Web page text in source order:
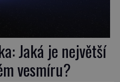
Jaká je největší
vesmíru?